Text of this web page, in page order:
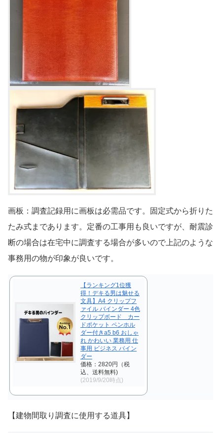
画板：調査記録用に画板は必需品です。固定式から折りた
たみ式まであります。定番の工事用も良いですが、耐震診
断の場合は在宅中に調査する場合が多いので上記のような
事務用の物が印象が良いです。
【ランキング1位獲
得！デキる男は魅せる
文具】A4 クリップフ
ァイル バインダー 4色
クリップボード カー
ドポケット ペンホル
ダー付きa5 b6 おしゃ
れ かわいい 業務用 仕
事用 ビジネス バイン
ダー
価格：2820円（税
込、送料無料)
(2019/9/20時点)
【建物間取り調査に使用する道具】